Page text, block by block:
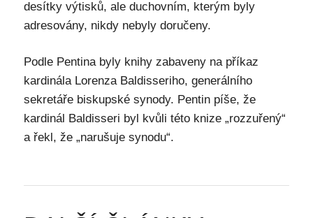
desítky výtisků, ale duchovním, kterým byly
adresovány, nikdy nebyly doručeny.
Podle Pentina byly knihy zabaveny na příkaz
kardinála Lorenza Baldisseriho, generálního
sekretáře biskupské synody. Pentin píše, že
kardinál Baldisseri byl kvůli této knize „rozzuřený“
a řekl, že „narušuje synodu“.